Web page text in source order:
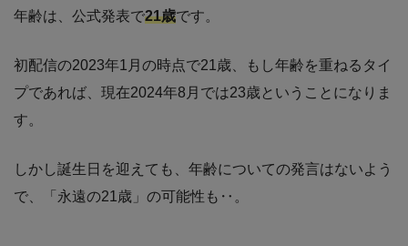
年齢は、公式発表で21歳です。
初配信の2023年1月の時点で21歳、もし年齢を重ねるタイ
プであれば、現在2024年8月では23歳ということになりま
す。
しかし誕生日を迎えても、年齢についての発言はないよう
で、「永遠の21歳」の可能性も‥。